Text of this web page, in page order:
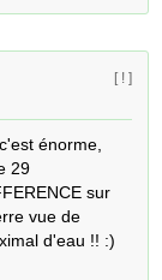
[ ! ]
énorme,
29
sur
vue de
d'eau !! :)